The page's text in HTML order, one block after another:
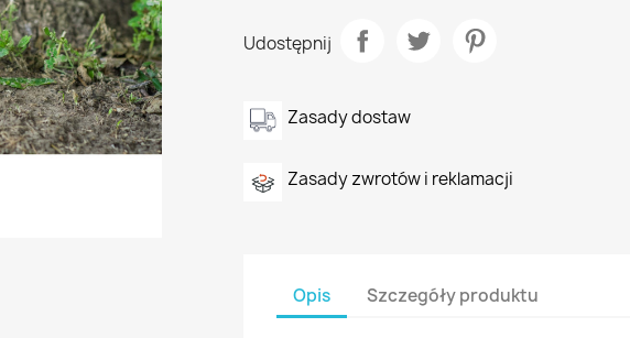
Udostępnij
Zasady dostaw
Zasady zwrotów i reklamacji
Opis Szczegóły produktu